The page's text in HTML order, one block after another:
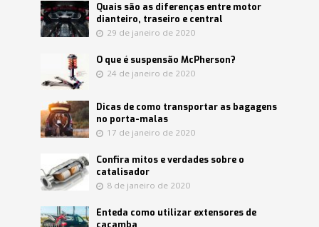
Quais são as diferenças entre motor
dianteiro, traseiro e central
29 de janeiro de 2020
O que é suspensão McPherson?
24 de janeiro de 2020
Dicas de como transportar as bagagens
no porta-malas
17 de janeiro de 2020
Confira mitos e verdades sobre o
catalisador
8 de janeiro de 2020
Enteda como utilizar extensores de